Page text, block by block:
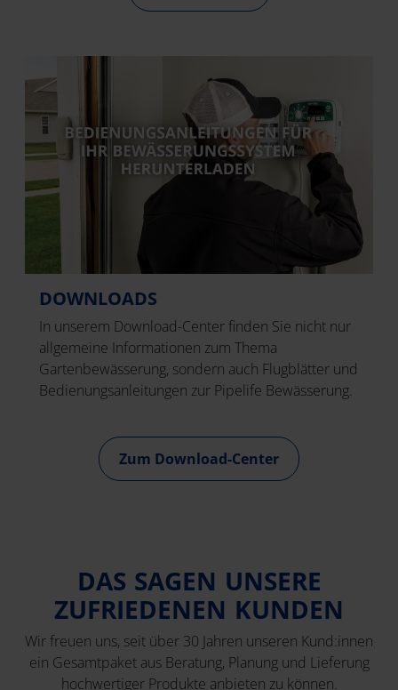
DOWNLOADS
In unserem Download-Center finden Sie nicht nur
allgemeine Informationen zum Thema
Gartenbewässerung, sondern auch Flugblätter und
Bedienungsanleitungen zur Pipelife Bewässerung.
Zum Download-Center
DAS SAGEN UNSERE
ZUFRIEDENEN KUNDEN
Wir freuen uns, seit über 30 Jahren unseren Kund:innen
ein Gesamtpaket aus Beratung, Planung und Lieferung
hochwertiger Produkte anbieten zu können.